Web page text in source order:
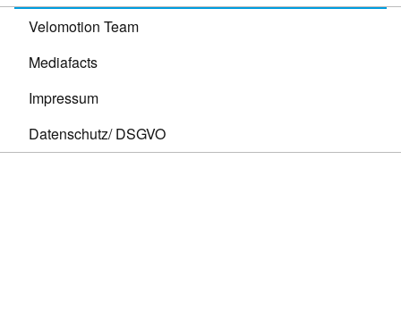
Velomotion Team
Mediafacts
Impressum
Datenschutz/ DSGVO